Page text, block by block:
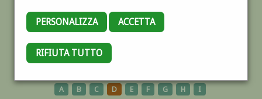
PERSONALIZZA ACCETTA
RIFIUTA TUTTO
ARCEVIA
A B C D E F G H I